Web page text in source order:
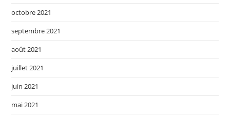
octobre 2021
septembre 2021
août 2021
juillet 2021
juin 2021
mai 2021